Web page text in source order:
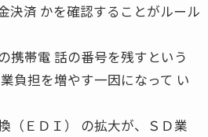
決済 かを確認することがルール
携帯電 話の番号を残すという
負担を増やす一因になって い
（ＥＤＩ） の拡大が、ＳＤ業